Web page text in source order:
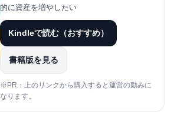
的に資産を増やしたい
Kindleで読む（おすすめ）
書籍版を見る
※PR：上のリンクから購入すると運営の励みに
なります。